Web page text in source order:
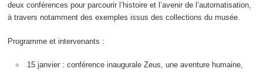
deux conférences pour parcourir l’histoire et l’avenir de l’automatisation,
à travers notamment des exemples issus des collections du musée.
Programme et intervenants :
15 janvier : conférence inaugurale Zeus, une aventure humaine,